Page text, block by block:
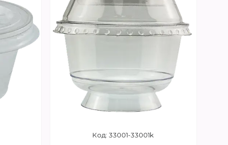
33001-33001k